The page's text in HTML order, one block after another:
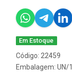
Em Estoque
Código: 22459
Embalagem: UN/1